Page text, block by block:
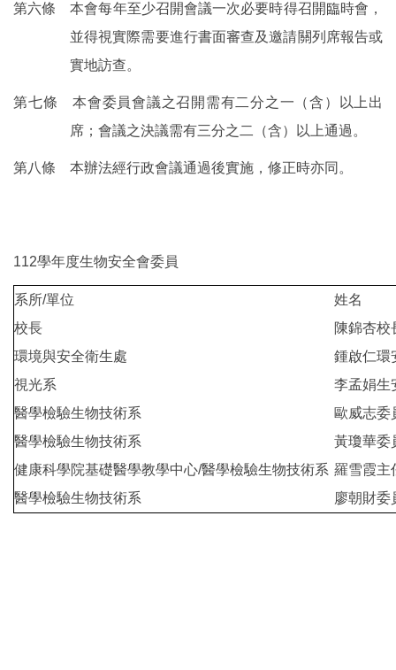
第六條 本會每年至少召開會議一次必要時得召開臨時會，
並得視實際需要進行書面審查及邀請關列席報告或
實地訪查。
第七條 本會委員會議之召開需有二分之一（含）以上出
席；會議之決議需有三分之二（含）以上通過。
第八條 本辦法經行政會議通過後實施，修正時亦同。
112學年度生物安全會委員
系所/單位
姓名
校長
陳錦杏校
環境與安全衛生處
鍾啟仁環
視光系
李孟娟生
醫學檢驗生物技術系
歐威志委
醫學檢驗生物技術系
黃瓊華委
健康科學院基礎醫學教學中心/醫學檢驗生物技術系 羅雪霞主
醫學檢驗生物技術系
廖朝財委